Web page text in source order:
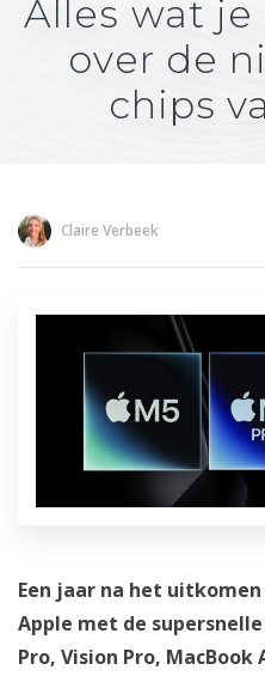
Alles wat
over de
chips
Claire Verbeek
Een jaar na het
Apple met de
Pro, Vision Pro, MacBook